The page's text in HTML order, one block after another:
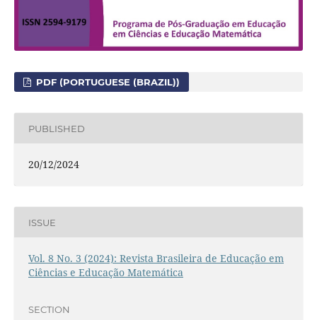
PDF (PORTUGUESE (BRAZIL))
PUBLISHED
20/12/2024
ISSUE
Vol. 8 No. 3 (2024): Revista Brasileira de Educação em
Ciências e Educação Matemática
SECTION